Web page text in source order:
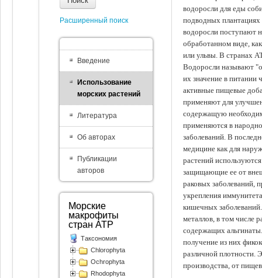
водоросли для еды
подводных
водоросли поступают
обработанном виде,
или ульвы. В странах
Водоросли называют
их значение в питании
активные пищевые
применяют для
содержащую
применяются в
заболеваний. В
медицине как для
растений
защищающие ее от
раковых заболеваний,
укрепления
кишечных
металлов, в том числе
содержащих
получение из них
различной плотности.
производства, от
Расширенный поиск
Введение
Использование
морских растений
Литература
Об авторах
Публикации
авторов
Морские
макрофиты
стран АТР
Таксономия
Chlorophyta
Ochrophyta
Rhodophyta